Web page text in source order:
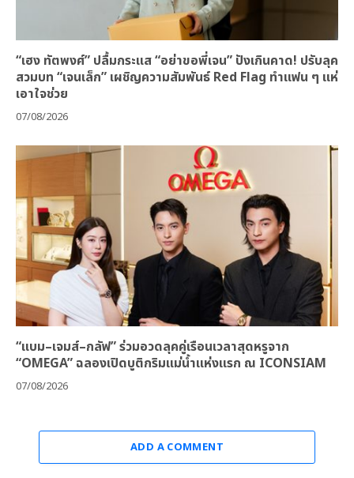
“เฮง ทัตพงศ์” ปลื้มกระแส “อย่าขอพี่เจน” ปังเกินคาด! ปรับลุค
สวมบท “เจนเล็ก” เผชิญความสัมพันธ์ Red Flag ทำแฟน ๆ แห่
เอาใจช่วย
07/08/2026
“แบม–เจมส์–กลัฟ” ร่วมอวดลุคคู่เรือนเวลาสุดหรูจาก
“OMEGA” ฉลองเปิดบูติกริมแม่น้ำแห่งแรก ณ ICONSIAM
07/08/2026
ADD A COMMENT